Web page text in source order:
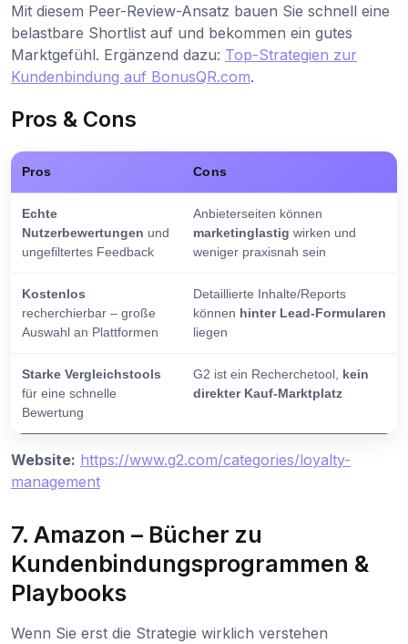
Mit diesem Peer-Review-Ansatz bauen Sie schnell eine
belastbare Shortlist auf und bekommen ein gutes
Marktgefühl. Ergänzend dazu: Top-Strategien zur
Kundenbindung auf BonusQR.com.
Pros & Cons
Pros Cons
Echte
Nutzerbewertungen und
ungefiltertes Feedback
Anbieterseiten können
marketinglastig wirken und
weniger praxisnah sein
Kostenlos
recherchierbar – große
Auswahl an Plattformen
Detaillierte Inhalte/Reports
können hinter Lead-Formularen
liegen
Starke Vergleichstools
für eine schnelle
Bewertung
G2 ist ein Recherchetool, kein
direkter Kauf-Marktplatz
Website: https://www.g2.com/categories/loyalty-
management
7. Amazon – Bücher zu
Kundenbindungsprogrammen &
Playbooks
Wenn Sie erst die Strategie wirklich verstehen